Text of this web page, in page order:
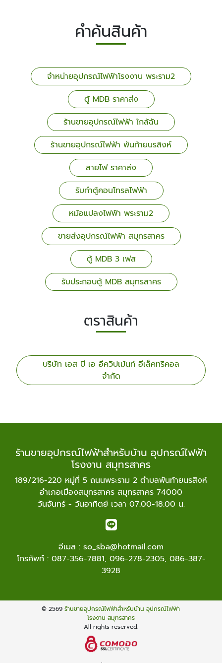
คำค้นสินค้า
จำหน่ายอุปกรณ์ไฟฟ้าโรงงาน พระราม2
ตู้ MDB ราคาส่ง
ร้านขายอุปกรณ์ไฟฟ้า ใกล้ฉัน
ร้านขายอุปกรณ์ไฟฟ้า พันท้ายนรสิงห์
สายไฟ ราคาส่ง
รับทำตู้คอนโทรลไฟฟ้า
หม้อแปลงไฟฟ้า พระราม2
ขายส่งอุปกรณ์ไฟฟ้า สมุทรสาคร
ตู้ MDB 3 เฟส
รับประกอบตู้ MDB สมุทรสาคร
ตราสินค้า
บริษัท เอส บี เอ อีควิปเม้นท์ อีเล็คทริคอล
จำกัด
ร้านขายอุปกรณ์ไฟฟ้าสำหรับบ้าน อุปกรณ์ไฟฟ้า
โรงงาน สมุทรสาคร
189/216-220 หมู่ที่ 5 ถนนพระราม 2 ตำบลพันท้ายนรสิงห์
อำเภอเมืองสมุทรสาคร สมุทรสาคร 74000
วันจันทร์ - วันอาทิตย์ เวลา 07:00-18:00 น.
อีเมล : so_sba@hotmail.com
โทรศัพท์ : 087-356-7881, 096-278-2305, 086-387-
3928
© 2569ร้านขายอุปกรณ์ไฟฟ้าสำหรับบ้าน อุปกรณ์ไฟฟ้า
โรงงาน สมุทรสาคร
All rights reserved.